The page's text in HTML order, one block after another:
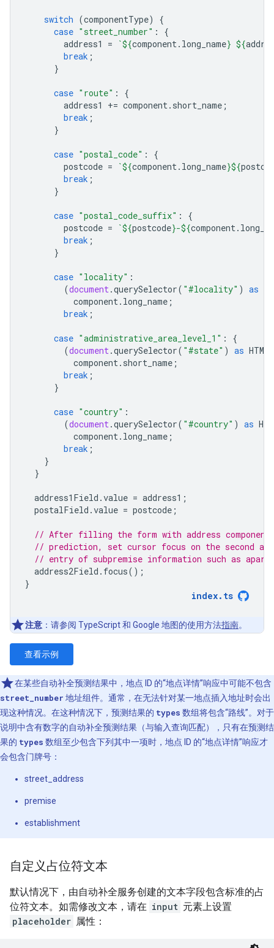
switch (componentType)
{
case "street_number" :
{
address1
= `${component. long_name} ${
break ;
}
case "route" :
{
address1
+= component. short_name ;
break ;
}
case "postal_code" :
{
postcode = `${component. long_name}${
break ;
}
case "postal_code_suffix" :
{
postcode = `${postcode}-${component.
break ;
}
case "locality" :
(document.querySelector( "#locality" ) as
component. long_name ;
break ;
case "administrative_area_level_1" :
{
(document.querySelector( "#state" ) as
component. short_name ;
break ;
}
case "country" :
(document.querySelector( "#country" ) as
component. long_name ;
break ;
}
}
address1Field .value = address1 ;
postalField .value = postcode ;
// After filling the form with address components
// prediction, set cursor focus on the second
// entry of subpremise information such as
address2Field . focus();
}
index. ts
注意 ：请参阅 TypeScript 和 Google 地图的使用方法指南。
查看示例
在某些自动补全预测结果中，地点 ID 的“地点详情”响应中可能不包含
street_number 地址组件。通常，在无法针对某一地点插入地址时会出
现这种情况。在这种情况下，预测结果的 types 数组将包含“路线”。对于
说明中含有数字的自动补全预测结果（与输入查询匹配），只有在预测结
果的 types 数组至少包含下列其中一项时，地点 ID 的“地点详情”响应才
会包含门牌号：
street_address
premise
establishment
自定义占位符文本
默认情况下，由自动补全服务创建的文本字段包含标准的占
位符文本。如需修改文本，请在 input 元素上设置
placeholder 属性：